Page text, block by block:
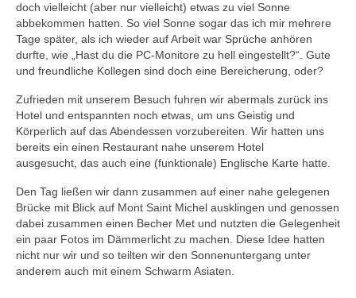
doch vielleicht (aber nur vielleicht) etwas zu viel Sonne
abbekommen hatten. So viel Sonne sogar das ich mir mehrere
Tage später, als ich wieder auf Arbeit war Sprüche anhören
durfte, wie „Hast du die PC-Monitore zu hell eingestellt?“. Gute
und freundliche Kollegen sind doch eine Bereicherung, oder?
Zufrieden mit unserem Besuch fuhren wir abermals zurück ins
Hotel und entspannten noch etwas, um uns Geistig und
Körperlich auf das Abendessen vorzubereiten. Wir hatten uns
bereits ein einen Restaurant nahe unserem Hotel
ausgesucht, das auch eine (funktionale) Englische Karte hatte.
Den Tag ließen wir dann zusammen auf einer nahe gelegenen
Brücke mit Blick auf Mont Saint Michel ausklingen und genossen
dabei zusammen einen Becher Met und nutzten die Gelegenheit
ein paar Fotos im Dämmerlicht zu machen. Diese Idee hatten
nicht nur wir und so teilten wir den Sonnenuntergang unter
anderem auch mit einem Schwarm Asiaten.